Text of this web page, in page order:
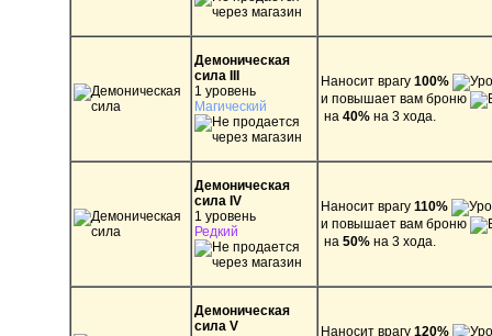
Демоническая
сила III
1 уровень
Магический
Наносит врагу 100%
и повышает вам броню
на 40% на 3 хода.
Демоническая
сила IV
1 уровень
Редкий
Наносит врагу 110%
и повышает вам броню
на 50% на 3 хода.
Демоническая
сила V
Наносит врагу 120%